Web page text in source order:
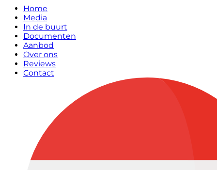
Home
Media
In de buurt
Documenten
Aanbod
Over ons
Reviews
Contact